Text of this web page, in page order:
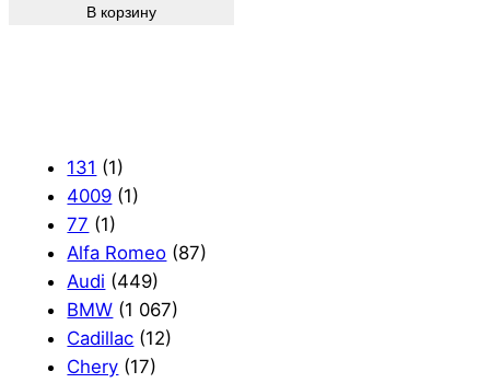
В корзину
131 (1)
4009 (1)
77 (1)
Alfa Romeo (87)
Audi (449)
BMW (1 067)
Cadillac (12)
Chery (17)